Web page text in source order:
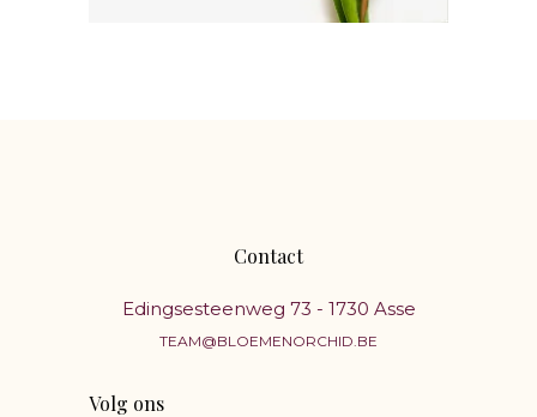
Contact
Edingsesteenweg 73 - 1730 Asse
TEAM@BLOEMENORCHID.BE
Volg ons